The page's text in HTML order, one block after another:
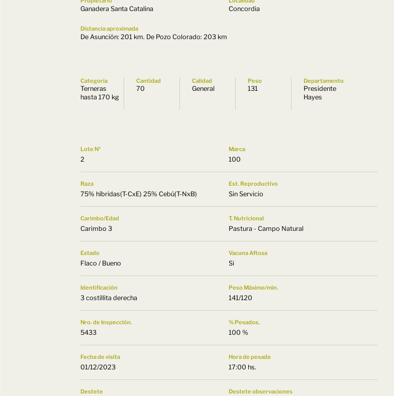
Ganadera Santa Catalina Concordia
Distancia aproximada
De Asunción: 201 km. De Pozo Colorado: 203 km
Categoría
Terneras
hasta 170 kg
Cantidad
70
Calidad
General
Peso
131
Departamento
Presidente
Hayes
Lote Nº
2
Marca
100
Raza
75% híbridas(T-CxE) 25% Cebú(T-NxB)
Est. Reproductivo
Sin Servicio
Carimbo/Edad
Carimbo 3
T. Nutricional
Pastura - Campo Natural
Estado
Flaco / Bueno
Vacuna Aftosa
Si
Identificación
3 costillita derecha
Peso Máximo/min.
141/120
Nro. de Inspección.
5433
% Pesados.
100 %
Fecha de visita
01/12/2023
Hora de pesada
17:00 hs.
Destete Destete observaciones